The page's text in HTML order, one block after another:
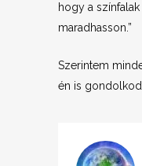
hogy a
maradhasson.”
Szerintem
én is